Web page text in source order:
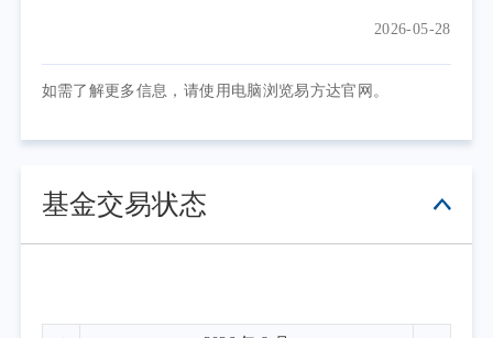
2026-05-28
如需了解更多信息，请使用电脑浏览易方达官网。
基金交易状态